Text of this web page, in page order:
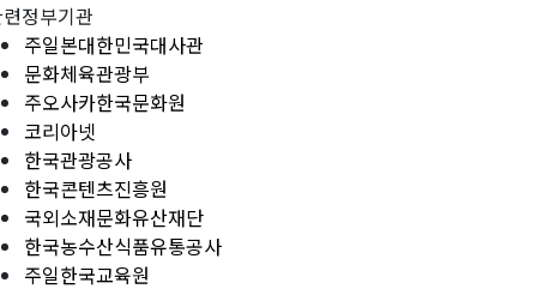
정부기관
주일본대한민국대사관
문화체육관광부
주오사카한국문화원
코리아넷
한국관광공사
한국콘텐츠진흥원
국외소재문화유산재단
한국농수산식품유통공사
주일한국교육원